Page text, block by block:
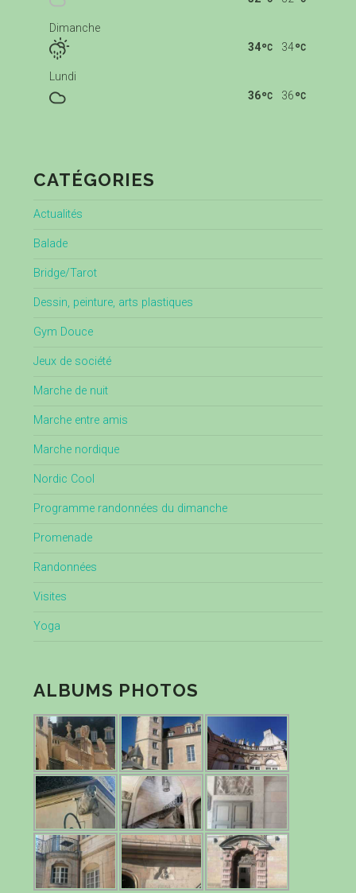
Dimanche
34
34
Lundi
36
36
CATÉGORIES
Actualités
Balade
Bridge/Tarot
Dessin, peinture, arts plastiques
Gym Douce
Jeux de société
Marche de nuit
Marche entre amis
Marche nordique
Nordic Cool
Programme randonnées du dimanche
Promenade
Randonnées
Visites
Yoga
ALBUMS PHOTOS